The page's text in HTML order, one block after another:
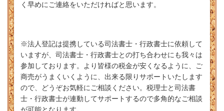
く早めにご連絡をいただければと思います。
※法人登記は提携している司法書士・行政書士に依頼して
いますが、司法書士・行政書士との打ち合わせにも我々は
参加しております。より皆様の税金が安くなるように、ご
商売がうまくいくように、出来る限りサポートいたします
ので、どうぞお気軽にご相談ください。税理士と司法書
士・行政書士が連動してサポートするので多角的なご相談